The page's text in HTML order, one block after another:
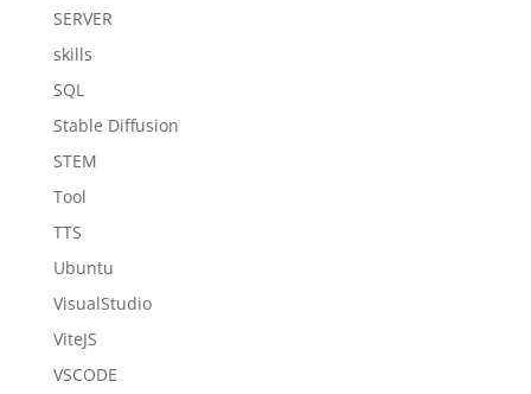
SERVER
skills
SQL
Stable Diffusion
STEM
Tool
TTS
Ubuntu
VisualStudio
ViteJS
VSCODE